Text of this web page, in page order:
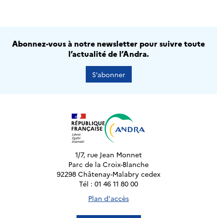
Abonnez-vous à notre newsletter pour suivre toute
l’actualité de l’Andra.
S’abonner
1/7, rue Jean Monnet
Parc de la Croix-Blanche
92298 Châtenay-Malabry cedex
Tél : 01 46 11 80 00
Plan d'accès